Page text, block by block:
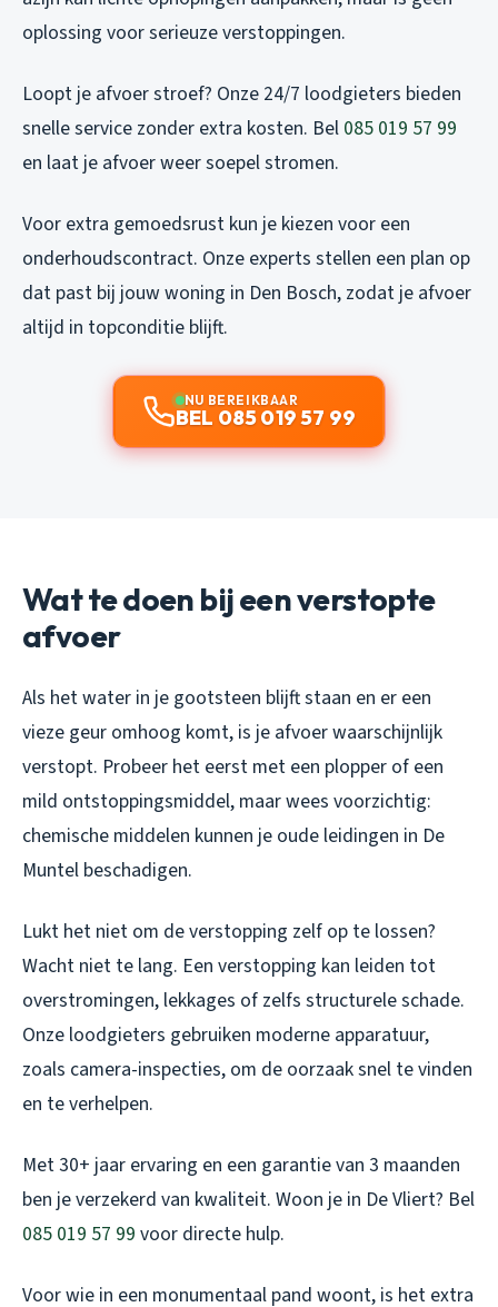
oplossing voor serieuze verstoppingen.
Loopt je afvoer stroef? Onze 24/7 loodgieters bieden
snelle service zonder extra kosten. Bel 085 019 57 99
en laat je afvoer weer soepel stromen.
Voor extra gemoedsrust kun je kiezen voor een
onderhoudscontract. Onze experts stellen een plan op
dat past bij jouw woning in Den Bosch, zodat je afvoer
altijd in topconditie blijft.
NU BEREIKBAAR
BEL 085 019 57 99
Wat te doen bij een verstopte
afvoer
Als het water in je gootsteen blijft staan en er een
vieze geur omhoog komt, is je afvoer waarschijnlijk
verstopt. Probeer het eerst met een plopper of een
mild ontstoppingsmiddel, maar wees voorzichtig:
chemische middelen kunnen je oude leidingen in De
Muntel beschadigen.
Lukt het niet om de verstopping zelf op te lossen?
Wacht niet te lang. Een verstopping kan leiden tot
overstromingen, lekkages of zelfs structurele schade.
Onze loodgieters gebruiken moderne apparatuur,
zoals camera-inspecties, om de oorzaak snel te vinden
en te verhelpen.
Met 30+ jaar ervaring en een garantie van 3 maanden
ben je verzekerd van kwaliteit. Woon je in De Vliert? Bel
085 019 57 99 voor directe hulp.
Voor wie in een monumentaal pand woont, is het extra